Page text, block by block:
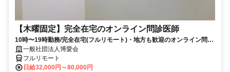
【木曜固定】完全在宅のオンライン問診医師
10時〜19時勤務/完全在宅(フルリモート)・地方も歓迎のオンライン問診
業務一般社団法人博愛会
フルリモート
日給32,000円～80,000円